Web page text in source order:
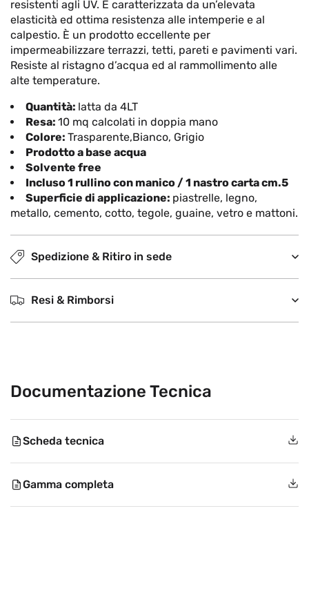
resistenti agli UV. È caratterizzata da un’elevata
elasticità ed ottima resistenza alle intemperie e al
calpestio. È un prodotto eccellente per
impermeabilizzare terrazzi, tetti, pareti e pavimenti vari.
Resiste al ristagno d’acqua ed al rammollimento alle
alte temperature.
Quantità: latta da 4LT
Resa: 10 mq calcolati in doppia mano
Colore: Trasparente,Bianco, Grigio
Prodotto a base acqua
Solvente free
Incluso 1 rullino con manico / 1 nastro carta cm.5
Superficie di applicazione: piastrelle, legno,
metallo, cemento, cotto, tegole, guaine, vetro e mattoni.
Spedizione & Ritiro in sede
Resi & Rimborsi
Documentazione Tecnica
Scheda tecnica
Gamma completa